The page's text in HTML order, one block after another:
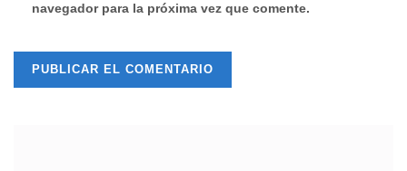
navegador para la próxima vez que comente.